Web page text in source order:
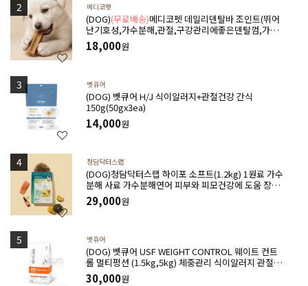
메디코펫
(DOG)(무료배송)메디코펫 데일리덴탈바 조인트(뛰어
난기호성,가수분해,관절,구강관리에좋은덴탈껌,가수
18,000원
벳큐어
(DOG) 벳큐어 H/J 식이알러지+관절건강 간식
150g(50gx3ea)
14,000원
청담닥터스랩
(DOG)청담닥터스랩 하이포 소프트(1.2kg) 1원료 가수
분해 사료 가수분해연어 피부와 피모건강에 도움 장건
강 긴장완화 부드러운식감
29,000원
벳큐어
(DOG) 벳큐어 USF WEIGHT CONTROL 웨이트 컨트
롤 멀티펑션 (1.5kg,5kg) 체중관리 식이알러지 관절건
강 아토피완화 위장관질환에 도움
30,000원